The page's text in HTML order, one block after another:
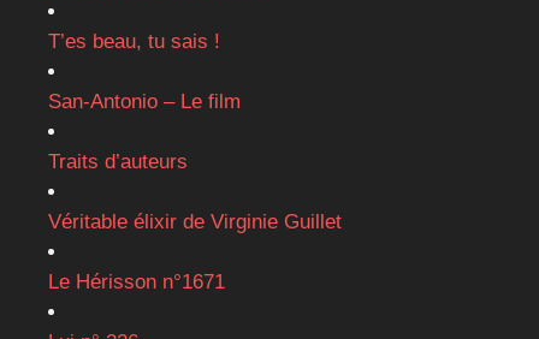
T’es beau, tu sais !
San-Antonio – Le film
Traits d’auteurs
Véritable élixir de Virginie Guillet
Le Hérisson n°1671